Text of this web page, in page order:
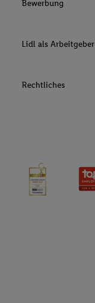
Bewerbung
Lidl als Arbeitgeber
Rechtliches